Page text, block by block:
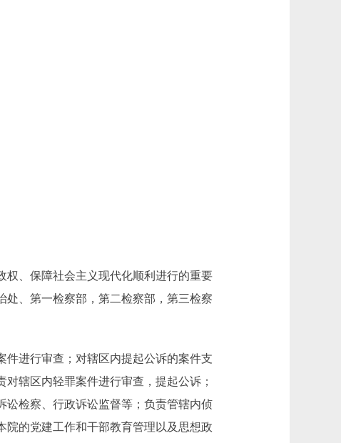
、保障社会主义现代化顺利进行的重要
处、第一检察部，第二检察部，第三检察
进行审查；对辖区内提起公诉的案件支
辖区内轻罪案件进行审查，提起公诉；
讼检察、行政诉讼监督等；负责管辖内侦
的党建工作和干部教育管理以及思想政